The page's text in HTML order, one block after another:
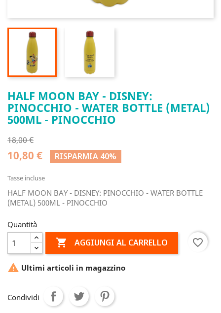
HALF MOON BAY - DISNEY:
PINOCCHIO - WATER BOTTLE (METAL)
500ML - PINOCCHIO
18,00 €
10,80 € RISPARMIA 40%
Tasse incluse
HALF MOON BAY - DISNEY: PINOCCHIO - WATER BOTTLE
(METAL) 500ML - PINOCCHIO
Quantità
 AGGIUNGI AL CARRELLO favorite_border
 Ultimi articoli in magazzino
Condividi